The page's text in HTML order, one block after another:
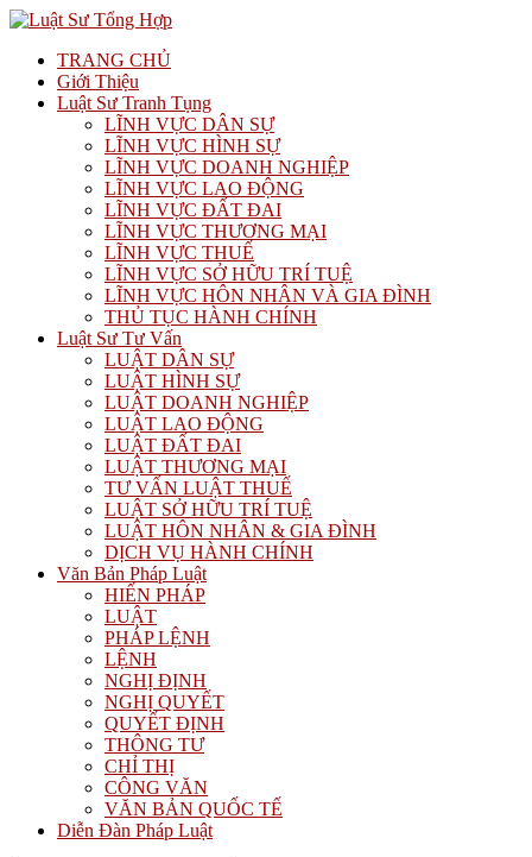
TRANG CHỦ
Giới Thiệu
Luật Sư Tranh Tụng
LĨNH VỰC DÂN SỰ
LĨNH VỰC HÌNH SỰ
LĨNH VỰC DOANH NGHIỆP
LĨNH VỰC LAO ĐỘNG
LĨNH VỰC ĐẤT ĐAI
LĨNH VỰC THƯƠNG MẠI
LĨNH VỰC THUẾ
LĨNH VỰC SỞ HỮU TRÍ TUỆ
LĨNH VỰC HÔN NHÂN VÀ GIA ĐÌNH
THỦ TỤC HÀNH CHÍNH
Luật Sư Tư Vấn
LUẬT DÂN SỰ
LUẬT HÌNH SỰ
LUẬT DOANH NGHIỆP
LUẬT LAO ĐỘNG
LUẬT ĐẤT ĐAI
LUẬT THƯƠNG MẠI
TƯ VẤN LUẬT THUẾ
LUẬT SỞ HỮU TRÍ TUỆ
LUẬT HÔN NHÂN & GIA ĐÌNH
DỊCH VỤ HÀNH CHÍNH
Văn Bản Pháp Luật
HIẾN PHÁP
LUẬT
PHÁP LỆNH
LỆNH
NGHỊ ĐỊNH
NGHỊ QUYẾT
QUYẾT ĐỊNH
THÔNG TƯ
CHỈ THỊ
CÔNG VĂN
VĂN BẢN QUỐC TẾ
Diễn Đàn Pháp Luật